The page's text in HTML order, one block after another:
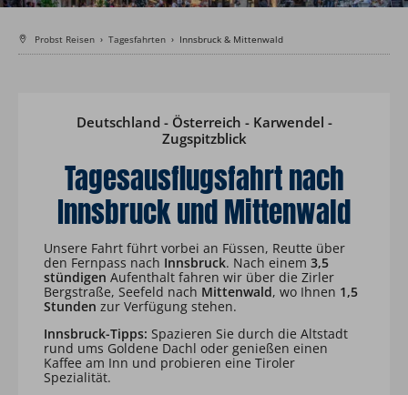
Probst Reisen › Tagesfahrten › Innsbruck & Mittenwald
Deutschland - Österreich - Karwendel -
Zugspitzblick
Tagesausflugsfahrt nach
Innsbruck und Mittenwald
Unsere Fahrt führt vorbei an Füssen, Reutte über
den Fernpass nach Innsbruck. Nach einem 3,5
stündigen Aufenthalt fahren wir über die Zirler
Bergstraße, Seefeld nach Mittenwald, wo Ihnen 1,5
Stunden zur Verfügung stehen.
Innsbruck-Tipps: Spazieren Sie durch die Altstadt
rund ums Goldene Dachl oder genießen einen
Kaffee am Inn und probieren eine Tiroler
Spezialität.